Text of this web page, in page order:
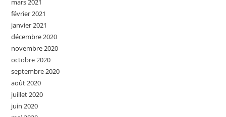
mars 2021
février 2021
janvier 2021
décembre 2020
novembre 2020
octobre 2020
septembre 2020
août 2020
juillet 2020
juin 2020